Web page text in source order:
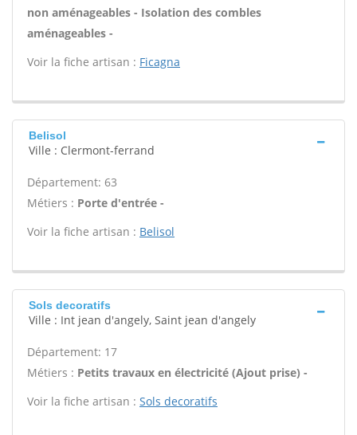
non aménageables - Isolation des combles
aménageables -
Voir la fiche artisan : Ficagna
Belisol
Ville : Clermont-ferrand
Département: 63
Métiers : Porte d'entrée -
Voir la fiche artisan : Belisol
Sols decoratifs
Ville : Int jean d'angely, Saint jean d'angely
Département: 17
Métiers : Petits travaux en électricité (Ajout prise) -
Voir la fiche artisan : Sols decoratifs